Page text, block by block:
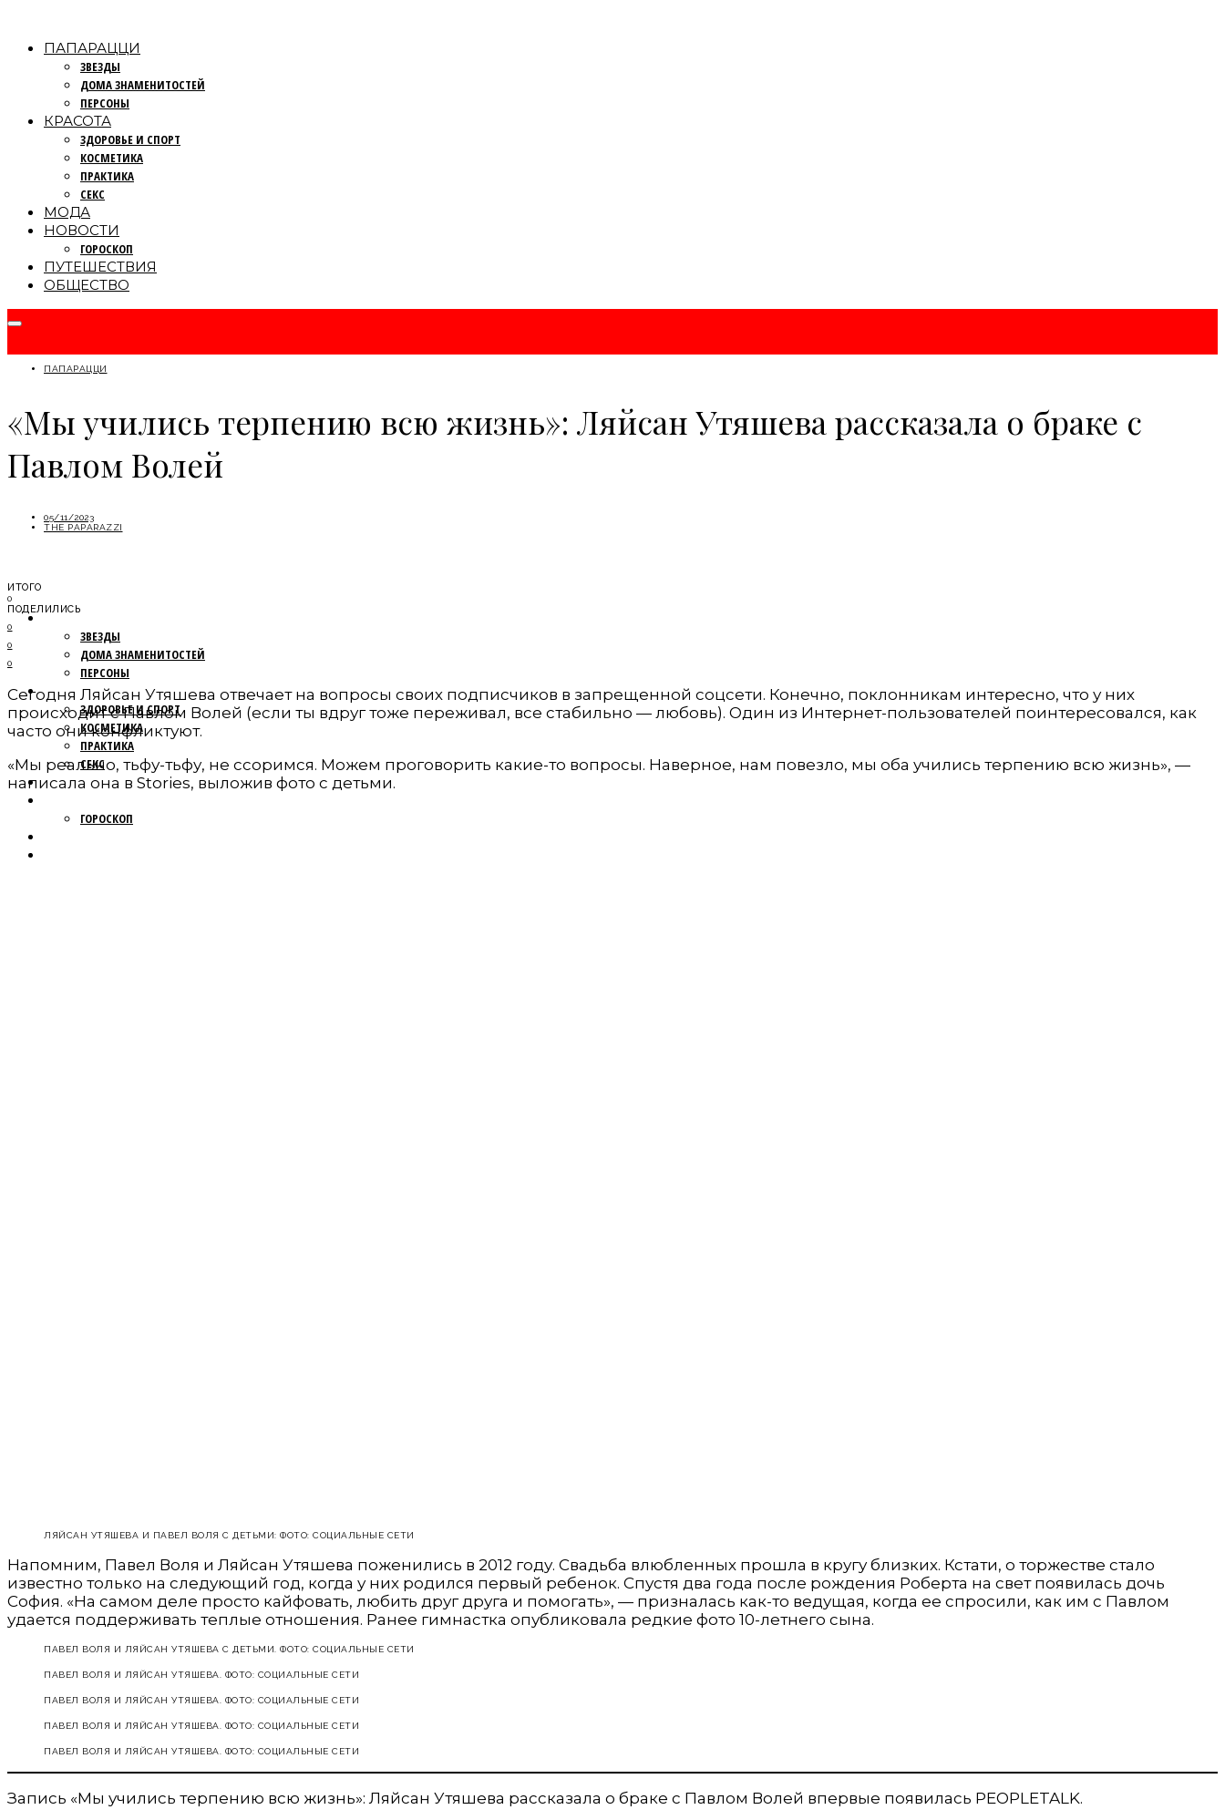
ПАПАРАЦЦИ
ЗВЕЗДЫ
ДОМА ЗНАМЕНИТОСТЕЙ
ПЕРСОНЫ
КРАСОТА
ЗДОРОВЬЕ И СПОРТ
КОСМЕТИКА
ПРАКТИКА
СЕКС
МОДА
НОВОСТИ
ГОРОСКОП
ПУТЕШЕСТВИЯ
ОБЩЕСТВО
ПАПАРАЦЦИ
ЗВЕЗДЫ
ДОМА ЗНАМЕНИТОСТЕЙ
ПЕРСОНЫ
КРАСОТА
ЗДОРОВЬЕ И СПОРТ
КОСМЕТИКА
ПРАКТИКА
СЕКС
МОДА
ГОРОСКОП
ПАПАРАЦЦИ
«Мы учились терпению всю жизнь»: Ляйсан Утяшева рассказала о браке с
Павлом Волей
05/11/2023
THE PAPARAZZI
ИТОГО
0
ПОДЕЛИЛИСЬ
0
0
0
Сегодня Ляйсан Утяшева отвечает на вопросы своих подписчиков в запрещенной соцсети. Конечно, поклонникам интересно, что у них
происходит с Павлом Волей (если ты вдруг тоже переживал, все стабильно — любовь). Один из Интернет-пользователей поинтересовался, как
часто они конфликтуют.
«Мы реально, тьфу-тьфу, не ссоримся. Можем проговорить какие-то вопросы. Наверное, нам повезло, мы оба учились терпению всю жизнь», —
написала она в Stories, выложив фото с детьми.
ЛЯЙСАН УТЯШЕВА И ПАВЕЛ ВОЛЯ C ДЕТЬМИ: ФОТО: СОЦИАЛЬНЫЕ СЕТИ
Напомним, Павел Воля и Ляйсан Утяшева поженились в 2012 году. Свадьба влюбленных прошла в кругу близких. Кстати, о торжестве стало
известно только на следующий год, когда у них родился первый ребенок. Спустя два года после рождения Роберта на свет появилась дочь
София. «На самом деле просто кайфовать, любить друг друга и помогать», — призналась как-то ведущая, когда ее спросили, как им с Павлом
удается поддерживать теплые отношения. Ранее гимнастка опубликовала редкие фото 10-летнего сына.
ПАВЕЛ ВОЛЯ И ЛЯЙСАН УТЯШЕВА С ДЕТЬМИ. ФОТО: СОЦИАЛЬНЫЕ СЕТИ
ПАВЕЛ ВОЛЯ И ЛЯЙСАН УТЯШЕВА. ФОТО: СОЦИАЛЬНЫЕ СЕТИ
ПАВЕЛ ВОЛЯ И ЛЯЙСАН УТЯШЕВА. ФОТО: СОЦИАЛЬНЫЕ СЕТИ
ПАВЕЛ ВОЛЯ И ЛЯЙСАН УТЯШЕВА. ФОТО: СОЦИАЛЬНЫЕ СЕТИ
ПАВЕЛ ВОЛЯ И ЛЯЙСАН УТЯШЕВА. ФОТО: СОЦИАЛЬНЫЕ СЕТИ
Запись «Мы учились терпению всю жизнь»: Ляйсан Утяшева рассказала о браке с Павлом Волей впервые появилась PEOPLETALK.